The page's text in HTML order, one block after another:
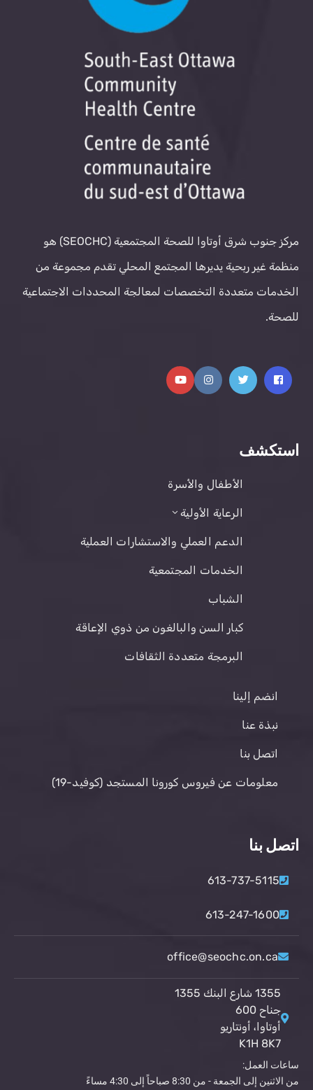
مركز جنوب شرق أوتاوا للصحة المجتمعية (SEOCHC) هو
منظمة غير ربحية يديرها المجتمع المحلي تقدم مجموعة من
الخدمات متعددة التخصصات لمعالجة المحددات الاجتماعية
للصحة.
استكشف
الأطفال والأسرة
الرعاية الأولية
الدعم العملي والاستشارات العملية
الخدمات المجتمعية
الشباب
كبار السن والبالغون من ذوي الإعاقة
البرمجة متعددة الثقافات
انضم إلينا
نبذة عنا
اتصل بنا
معلومات عن فيروس كورونا المستجد (كوفيد-19)
اتصل بنا
613-737-5115
613-247-1600
office@seochc.on.ca
1355 شارع البنك 1355
جناح 600
أوتاوا، أونتاريو
K1H 8K7
ساعات العمل:
من الاثنين إلى الجمعة - من 8:30 صباحاً إلى 4:30 مساءً